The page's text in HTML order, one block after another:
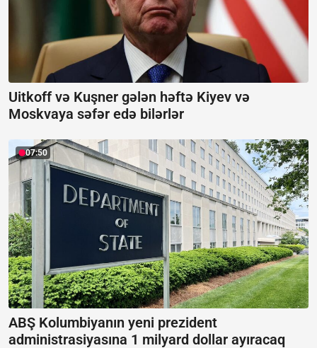
Uitkoff və Kuşner gələn həftə Kiyev və
Moskvaya səfər edə bilərlər
07:50
ABŞ Kolumbiyanın yeni prezident
administrasiyasına 1 milyard dollar ayıracaq